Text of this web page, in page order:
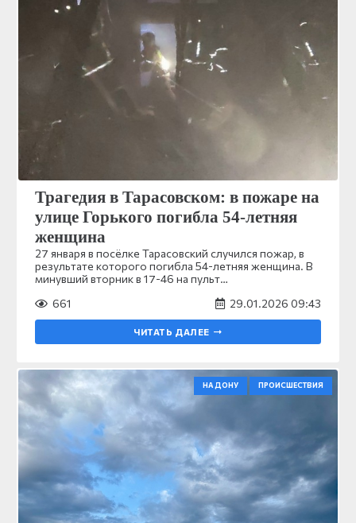
Трагедия в Тарасовском: в пожаре на
улице Горького погибла 54‑летняя
женщина
27 января в посёлке Тарасовский случился пожар, в
результате которого погибла 54-летняя женщина. В
минувший вторник в 17-46 на пульт…
661
29.01.2026 09:43
ЧИТАТЬ ДАЛЕЕ
НА ДОНУ ПРОИСШЕСТВИЯ